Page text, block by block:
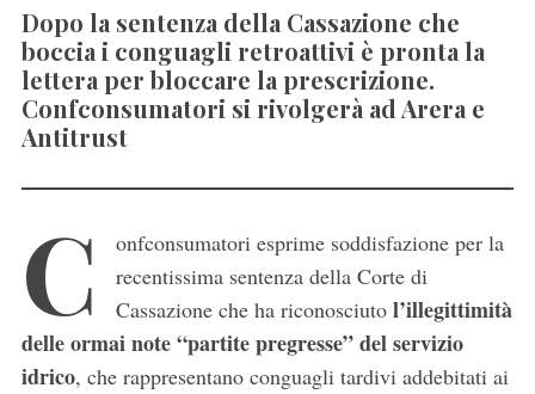
Dopo la sentenza della Cassazione che
boccia i conguagli retroattivi è pronta la
lettera per bloccare la prescrizione.
Confconsumatori si rivolgerà ad Arera e
Antitrust
C
onfconsumatori esprime soddisfazione per la
recentissima sentenza della Corte di
Cassazione che ha riconosciuto l’illegittimità
delle ormai note “partite pregresse” del servizio
idrico, che rappresentano conguagli tardivi addebitati ai